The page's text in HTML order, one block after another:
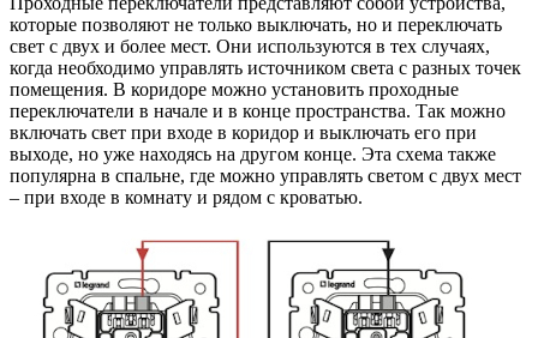
которые позволяют не только выключать, но и переключать
свет с двух и более мест. Они используются в тех случаях,
когда необходимо управлять источником света с разных точек
помещения. В коридоре можно установить проходные
переключатели в начале и в конце пространства. Так можно
включать свет при входе в коридор и выключать его при
выходе, но уже находясь на другом конце. Эта схема также
популярна в спальне, где можно управлять светом с двух мест
– при входе в комнату и рядом с кроватью.